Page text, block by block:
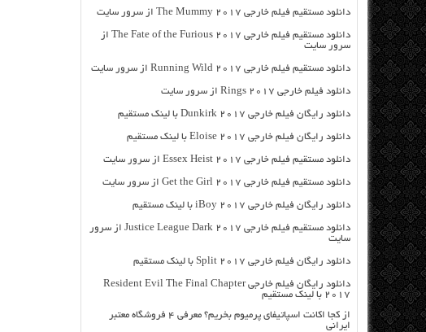
دانلود مستقیم فیلم خارجی The Mummy 2017 از سرور سایت
دانلود مستقیم فیلم خارجی The Fate of the Furious 2017 از
سرور سایت
دانلود مستقیم فیلم خارجی Running Wild 2017 از سرور سایت
دانلود فیلم خارجی Rings 2017 از سرور سایت
دانلود رایگان فیلم خارجی Dunkirk 2017 با لینک مستقیم
دانلود رایگان فیلم خارجی Eloise 2017 با لینک مستقیم
دانلود مستقیم فیلم خارجی Essex Heist 2017 از سرور سایت
دانلود مستقیم فیلم خارجی Get the Girl 2017 از سرور سایت
دانلود رایگان فیلم خارجی iBoy 2017 با لینک مستقیم
دانلود مستقیم فیلم خارجی Justice League Dark 2017 از سرور
سایت
دانلود رایگان فیلم خارجی Split 2017 با لینک مستقیم
دانلود رایگان فیلم خارجی Resident Evil The Final Chapter
2017 با لینک مستقیم
از کجا اکانت اسپاتیفای پرمیوم بخریم؟ معرفی ۴ فروشگاه معتبر
ایرانی